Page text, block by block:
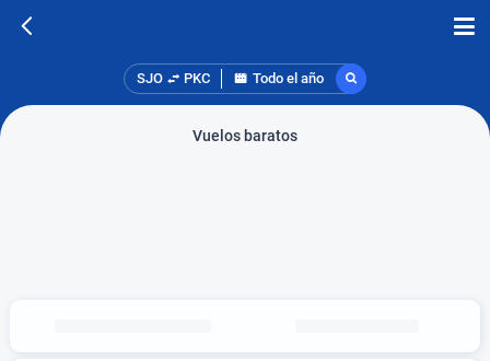
SJO PKC Todo el año
Vuelos baratos